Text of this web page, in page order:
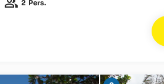
2 Pers.